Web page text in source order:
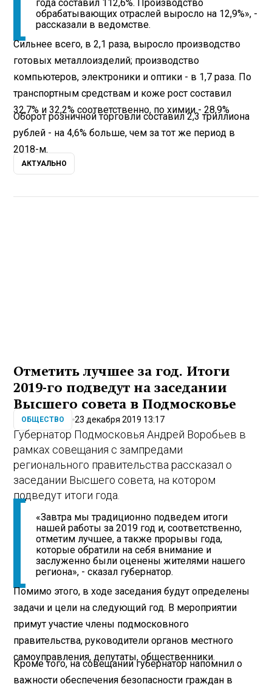
года составил 112,6%. Производство
обрабатывающих отраслей выросло на 12,9%», -
рассказали в ведомстве.
Сильнее всего, в 2,1 раза, выросло производство
готовых металлоизделий; производство
компьютеров, электроники и оптики - в 1,7 раза. По
транспортным средствам и коже рост составил
32,7% и 32,2% соответственно, по химии - 28,9%
Оборот розничной торговли составил 2,3 триллиона
рублей - на 4,6% больше, чем за тот же период в
2018-м.
АКТУАЛЬНО
Отметить лучшее за год. Итоги
2019-го подведут на заседании
Высшего совета в Подмосковье
ОБЩЕСТВО 23 декабря 2019 13:17
Губернатор Подмосковья Андрей Воробьев в
рамках совещания с зампредами
регионального правительства рассказал о
заседании Высшего совета, на котором
подведут итоги года.
«Завтра мы традиционно подведем итоги
нашей работы за 2019 год и, соответственно,
отметим лучшее, а также прорывы года,
которые обратили на себя внимание и
заслуженно были оценены жителями нашего
региона», - сказал губернатор.
Помимо этого, в ходе заседания будут определены
задачи и цели на следующий год. В мероприятии
примут участие члены подмосковного
правительства, руководители органов местного
самоуправления, депутаты, общественники.
Кроме того, на совещании губернатор напомнил о
важности обеспечения безопасности граждан в